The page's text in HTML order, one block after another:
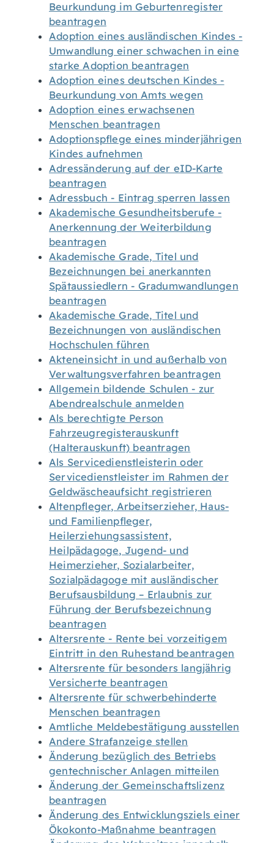
Beurkundung im Geburtenregister
beantragen
Adoption eines ausländischen Kindes -
Umwandlung einer schwachen in eine
starke Adoption beantragen
Adoption eines deutschen Kindes -
Beurkundung von Amts wegen
Adoption eines erwachsenen
Menschen beantragen
Adoptionspflege eines minderjährigen
Kindes aufnehmen
Adressänderung auf der eID-Karte
beantragen
Adressbuch - Eintrag sperren lassen
Akademische Gesundheitsberufe -
Anerkennung der Weiterbildung
beantragen
Akademische Grade, Titel und
Bezeichnungen bei anerkannten
Spätaussiedlern - Gradumwandlungen
beantragen
Akademische Grade, Titel und
Bezeichnungen von ausländischen
Hochschulen führen
Akteneinsicht in und außerhalb von
Verwaltungsverfahren beantragen
Allgemein bildende Schulen - zur
Abendrealschule anmelden
Als berechtigte Person
Fahrzeugregisterauskunft
(Halterauskunft) beantragen
Als Servicedienstleisterin oder
Servicedienstleister im Rahmen der
Geldwäscheaufsicht registrieren
Altenpfleger, Arbeitserzieher, Haus-
und Familienpfleger,
Heilerziehungsassistent,
Heilpädagoge, Jugend- und
Heimerzieher, Sozialarbeiter,
Sozialpädagoge mit ausländischer
Berufsausbildung – Erlaubnis zur
Führung der Berufsbezeichnung
beantragen
Altersrente - Rente bei vorzeitigem
Eintritt in den Ruhestand beantragen
Altersrente für besonders langjährig
Versicherte beantragen
Altersrente für schwerbehinderte
Menschen beantragen
Amtliche Meldebestätigung ausstellen
Andere Strafanzeige stellen
Änderung bezüglich des Betriebs
gentechnischer Anlagen mitteilen
Änderung der Gemeinschaftslizenz
beantragen
Änderung des Entwicklungsziels einer
Ökokonto-Maßnahme beantragen